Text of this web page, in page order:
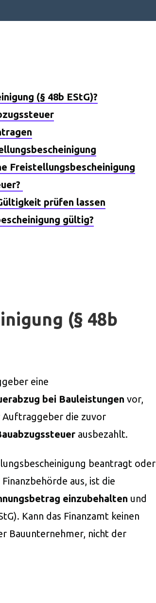
(§ 48b EStG)?
Freistellungsbescheinigung
prüfen lassen
gültig?
(§ 48b
eine
bei Bauleistungen vor,
Auftraggeber die zuvor
ausbezahlt.
beantragt oder
aus, ist die
einzubehalten und
Kann das Finanzamt keinen
Bauunternehmer, nicht der